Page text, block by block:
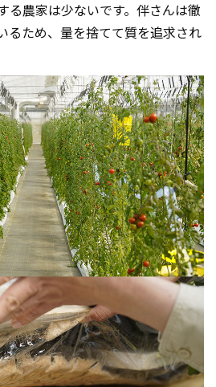
る農家は少ないです。伴さんは徹
るため、量を捨てて質を追求され